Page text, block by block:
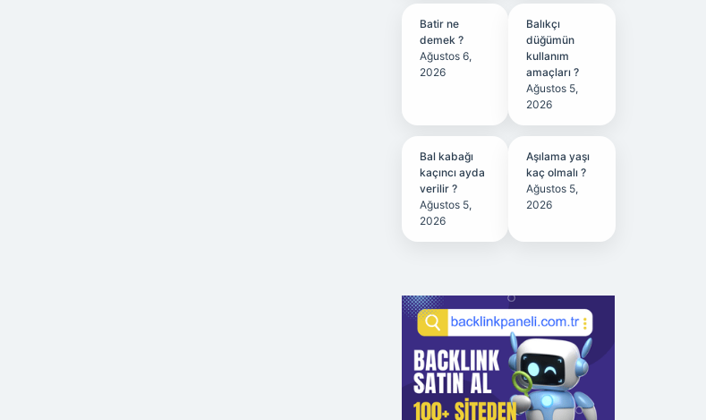
Batir ne
demek ?
Ağustos 6,
2026
Balıkçı
düğümün
kullanım
amaçları ?
Ağustos 5,
2026
Bal kabağı
kaçıncı ayda
verilir ?
Ağustos 5,
2026
Aşılama yaşı
kaç olmalı ?
Ağustos 5,
2026